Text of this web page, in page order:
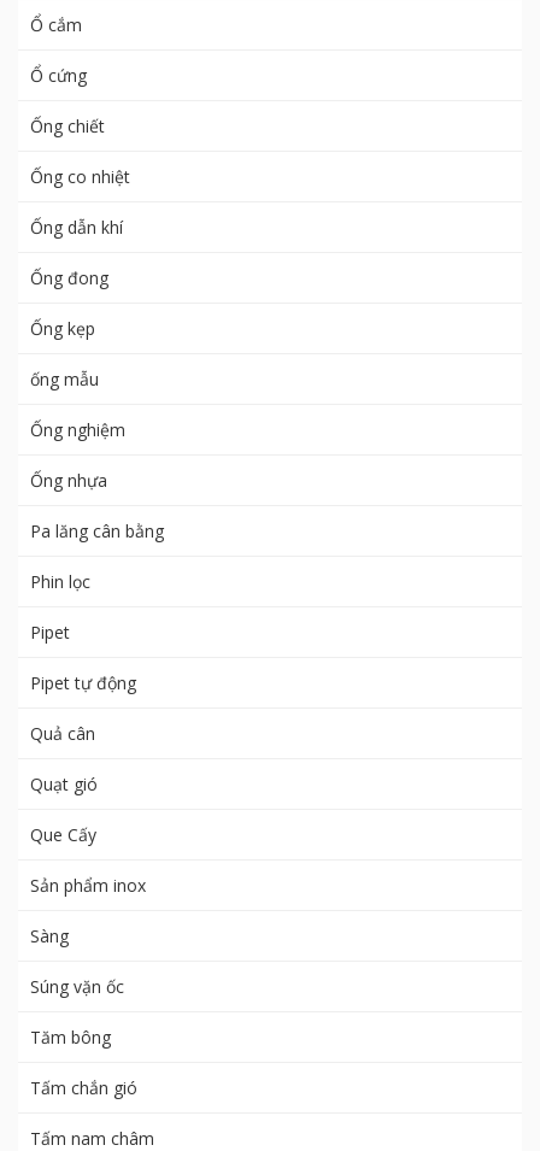
Ổ cắm
Ổ cứng
Ống chiết
Ống co nhiệt
Ống dẫn khí
Ống đong
Ống kẹp
ống mẫu
Ống nghiệm
Ống nhựa
Pa lăng cân bằng
Phin lọc
Pipet
Pipet tự động
Quả cân
Quạt gió
Que Cấy
Sản phẩm inox
Sàng
Súng vặn ốc
Tăm bông
Tấm chắn gió
Tấm nam châm